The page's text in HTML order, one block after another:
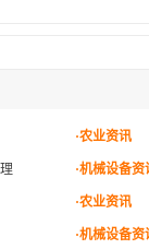
·农业资讯
·机械设备资
·农业资讯
·机械设备资